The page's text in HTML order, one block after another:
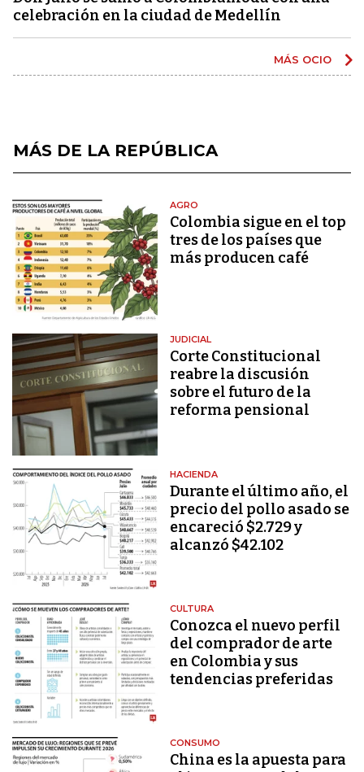
celebración en la ciudad de Medellín
MÁS OCIO
MÁS DE LA REPÚBLICA
AGRO
Colombia sigue en el top
tres de los países que
más producen café
JUDICIAL
Corte Constitucional
reabre la discusión
sobre el futuro de la
reforma pensional
HACIENDA
Durante el último año, el
precio del pollo asado se
encareció $2.729 y
alcanzó $42.102
CULTURA
Conozca el nuevo perfil
del comprador de arte
en Colombia y sus
tendencias preferidas
CONSUMO
China es la apuesta para